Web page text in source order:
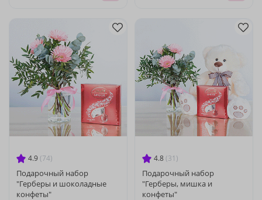
4.9 (74)
Подарочный набор
"Герберы и шоколадные
конфеты"
4.8 (31)
Подарочный набор
"Герберы, мишка и
конфеты"